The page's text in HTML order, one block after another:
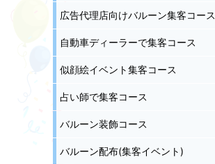
広告代理店向けバルーン集客コース
自動車ディーラーで集客コース
似顔絵イベント集客コース
占い師で集客コース
バルーン装飾コース
バルーン配布(集客イベント)